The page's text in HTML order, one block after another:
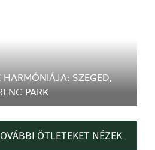
HARMÓNIÁJA: SZEGED,
PARK
ÖTLETEKET NÉZEK